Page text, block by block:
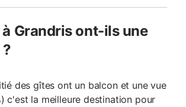
Grandris ont-ils une
des gîtes ont un balcon et une vue
c'est la meilleure destination pour